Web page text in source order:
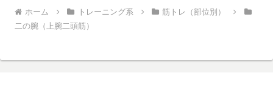
ホーム トレーニング系
筋トレ（部位別）
二の腕（上腕二頭筋）